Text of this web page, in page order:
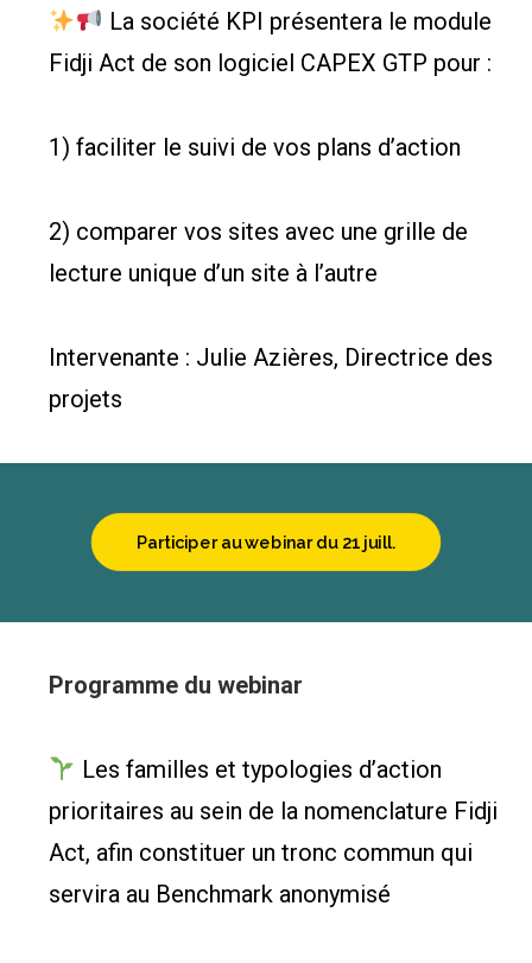
La société KPI présentera le module
Fidji Act de son logiciel CAPEX GTP pour :
1) faciliter le suivi de vos plans d’action
2) comparer vos sites avec une grille de
lecture unique d’un site à l’autre
Intervenante : Julie Azières, Directrice des
projets
Participer au webinar du 21 juill.
Programme du webinar
Les familles et typologies d’action
prioritaires au sein de la nomenclature Fidji
Act, afin constituer un tronc commun qui
servira au Benchmark anonymisé